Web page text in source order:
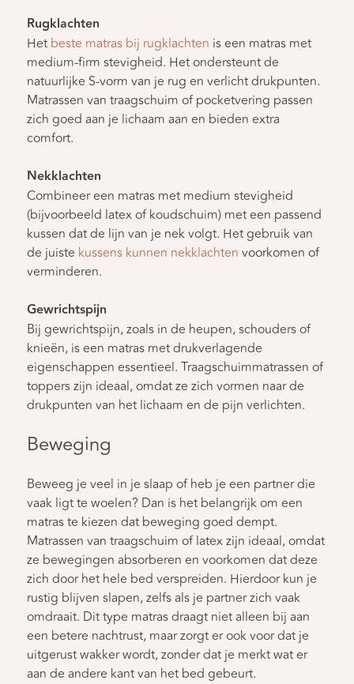
Rugklachten
Het beste matras bij rugklachten is een matras met
medium-firm stevigheid. Het ondersteunt de
natuurlijke S-vorm van je rug en verlicht drukpunten.
Matrassen van traagschuim of pocketvering passen
zich goed aan je lichaam aan en bieden extra
comfort.
Nekklachten
Combineer een matras met medium stevigheid
(bijvoorbeeld latex of koudschuim) met een passend
kussen dat de lijn van je nek volgt. Het gebruik van
de juiste kussens kunnen nekklachten voorkomen of
verminderen.
Gewrichtspijn
Bij gewrichtspijn, zoals in de heupen, schouders of
knieën, is een matras met drukverlagende
eigenschappen essentieel. Traagschuimmatrassen of
toppers zijn ideaal, omdat ze zich vormen naar de
drukpunten van het lichaam en de pijn verlichten.
Beweging
Beweeg je veel in je slaap of heb je een partner die
vaak ligt te woelen? Dan is het belangrijk om een
matras te kiezen dat beweging goed dempt.
Matrassen van traagschuim of latex zijn ideaal, omdat
ze bewegingen absorberen en voorkomen dat deze
zich door het hele bed verspreiden. Hierdoor kun je
rustig blijven slapen, zelfs als je partner zich vaak
omdraait. Dit type matras draagt niet alleen bij aan
een betere nachtrust, maar zorgt er ook voor dat je
uitgerust wakker wordt, zonder dat je merkt wat er
aan de andere kant van het bed gebeurt.